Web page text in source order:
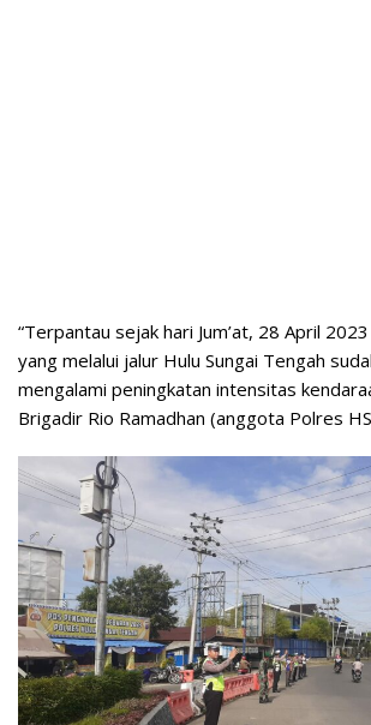
“Terpantau sejak hari Jum’at, 28 April
yang melalui jalur Hulu Sungai Tengah
mengalami peningkatan intensitas
Brigadir Rio Ramadhan (anggota Polres